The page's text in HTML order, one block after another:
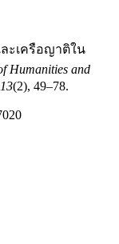
ะเครือญาติใน
Humanities and
13(2), 49–78.